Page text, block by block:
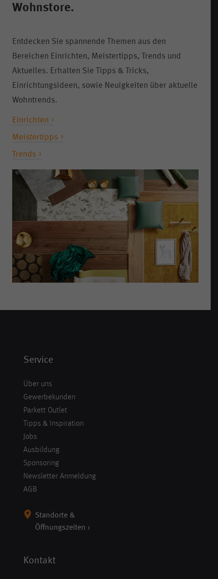
Wohnstore.
Entdecken Sie spannende Themen aus den
Bereichen Einrichten, Meistertipps, Trends und
Aktuelles. Erhalten Sie Tipps & Tricks,
Einrichtungsideen, sowie Neuigkeiten über aktuelle
Wohntrends.
Einrichten
Meistertipps
Trends
Service
Über uns
Gewerbekunden
Parkett Outlet
Tipps & Inspiration
Jobs
Ausbildung
Sponsoring
Newsletter Anmeldung
AGB
Standorte &
Öffnungszeiten ›
Kontakt